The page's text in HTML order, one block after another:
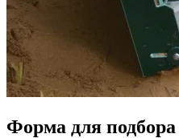
Форма для подбора